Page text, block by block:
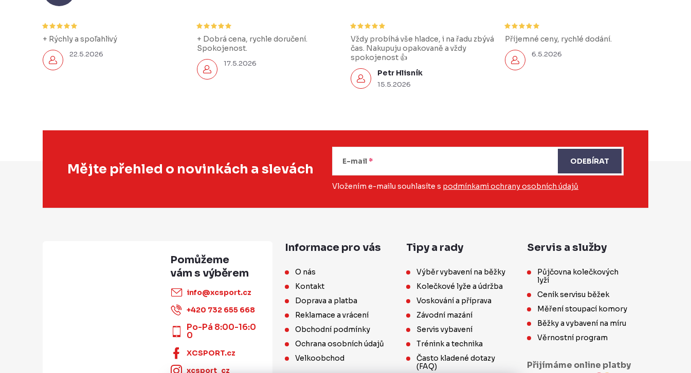
22.5.2026
+ Rýchly a spoľahlivý
17.5.2026
+ Dobrá cena, rychle doručení.
Spokojenost.
Petr Hlisník
15.5.2026
Vždy probíhá vše hladce, i na řadu zbývá
čas. Nakupuju opakovaně a vždy
spokojenost 👍
6.5.2026
Příjemné ceny, rychlé dodání.
Mějte přehled o novinkách a slevách E-mail
Vložením e-mailu souhlasíte s podmínkami ochrany osobních údajů
ODEBÍRAT
info@xcsport.cz
+420 732 655 668
Po-Pá 8:00-16:0
0
XCSPORT.cz
xcsport_cz
Informace pro vás
O nás
Kontakt
Doprava a platba
Reklamace a vrácení
Obchodní podmínky
Ochrana osobních údajů
Velkoobchod
Tipy a rady
Výběr vybavení na běžky
Kolečkové lyže a údržba
Voskování a příprava
Závodní mazání
Servis vybavení
Trénink a technika
Často kladené dotazy
(FAQ)
Servis a služby
Půjčovna kolečkových
lyží
Ceník servisu běžek
Měření stoupací komory
Běžky a vybavení na míru
Věrnostní program
Přijímáme online platby